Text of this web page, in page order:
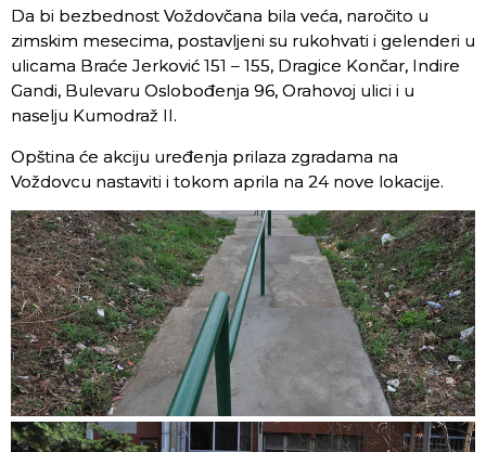
Da bi bezbednost Voždovčana bila veća, naročito u
zimskim mesecima, postavljeni su rukohvati i gelenderi u
ulicama Braće Jerković 151 – 155, Dragice Končar, Indire
Gandi, Bulevaru Oslobođenja 96, Orahovoj ulici i u
naselju Kumodraž II.
Opština će akciju uređenja prilaza zgradama na
Voždovcu nastaviti i tokom aprila na 24 nove lokacije.